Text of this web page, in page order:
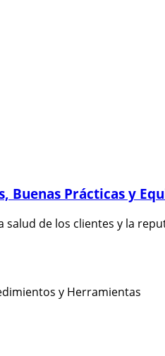
Buenas Prácticas y
salud de los clientes y la